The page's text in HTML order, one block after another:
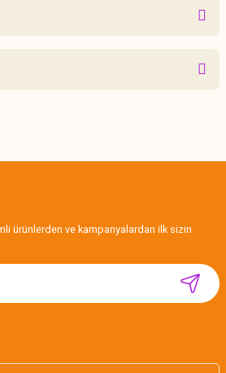
ürün açıklamalarında ve diğer konularda
öneri formunu kullanarak tarafımıza
veya görüntülenemiyor.
bulunuyor.
olmalı.
ilk yorumu siz yapın!
ürünlerden ve kampanyalardan ilk sizin